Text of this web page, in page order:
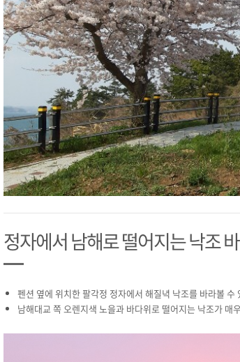
정자에서 남해로 떨어지는 낙조
펜션 옆에 위치한 팔각정 정자에서 해질녁 낙조를 바라볼 수
남해대교 쪽 오렌지색 노을과 바다위로 떨어지는 낙조가 매